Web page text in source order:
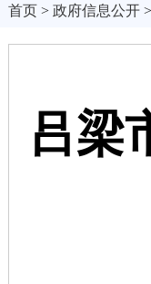
首页> 政府信息公开
吕梁